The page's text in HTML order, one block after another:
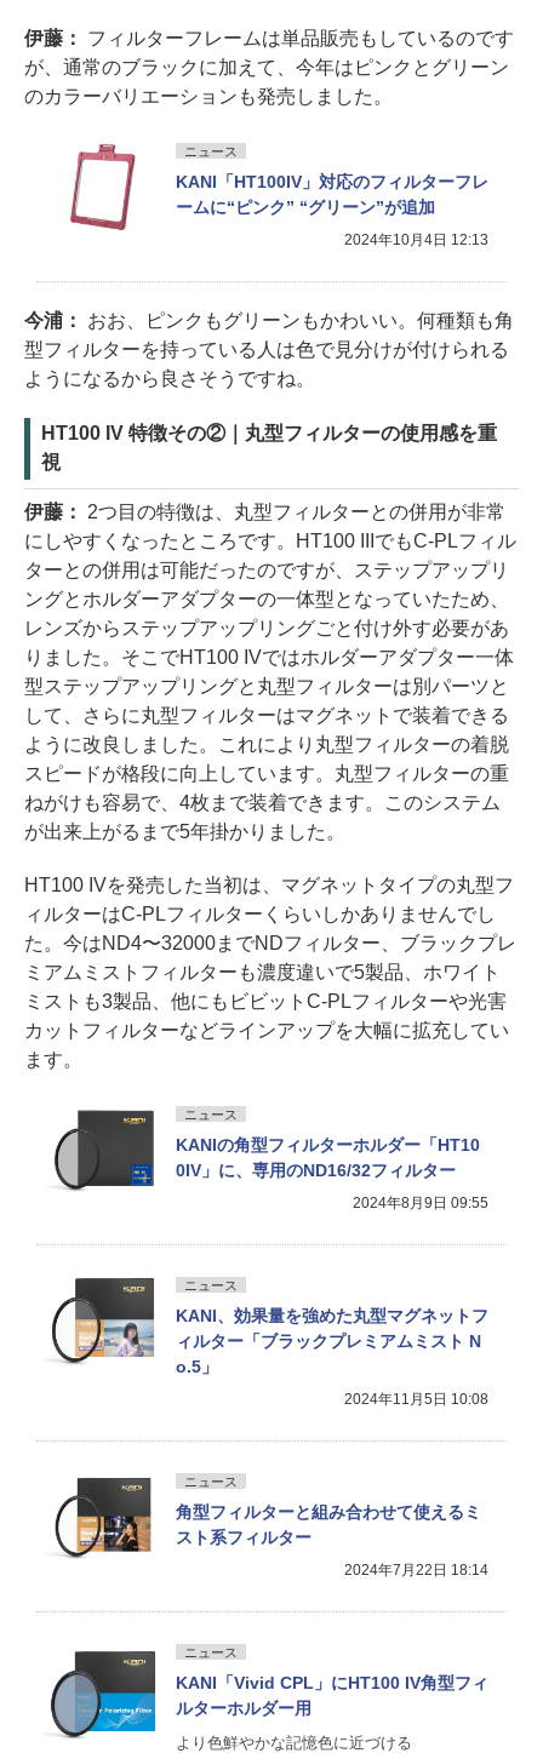
伊藤： フィルターフレームは単品販売もしているのです
が、通常のブラックに加えて、今年はピンクとグリーン
のカラーバリエーションも発売しました。
ニュース
KANI「HT100IV」対応のフィルターフレ
ームに“ピンク” “グリーン”が追加
2024年10月4日 12:13
今浦： おお、ピンクもグリーンもかわいい。何種類も角
型フィルターを持っている人は色で見分けが付けられる
ようになるから良さそうですね。
HT100 IV 特徴その②｜丸型フィルターの使用感を重
視
伊藤： 2つ目の特徴は、丸型フィルターとの併用が非常
にしやすくなったところです。HT100 IIIでもC-PLフィル
ターとの併用は可能だったのですが、ステップアップリ
ングとホルダーアダプターの一体型となっていたため、
レンズからステップアップリングごと付け外す必要があ
りました。そこでHT100 IVではホルダーアダプター一体
型ステップアップリングと丸型フィルターは別パーツと
して、さらに丸型フィルターはマグネットで装着できる
ように改良しました。これにより丸型フィルターの着脱
スピードが格段に向上しています。丸型フィルターの重
ねがけも容易で、4枚まで装着できます。このシステム
が出来上がるまで5年掛かりました。
HT100 IVを発売した当初は、マグネットタイプの丸型フ
ィルターはC-PLフィルターくらいしかありませんでし
た。今はND4〜32000までNDフィルター、ブラックプレ
ミアムミストフィルターも濃度違いで5製品、ホワイト
ミストも3製品、他にもビビットC-PLフィルターや光害
カットフィルターなどラインアップを大幅に拡充してい
ます。
ニュース
KANIの角型フィルターホルダー「HT10
0IV」に、専用のND16/32フィルター
2024年8月9日 09:55
ニュース
KANI、効果量を強めた丸型マグネットフ
ィルター「ブラックプレミアムミスト N
o.5」
2024年11月5日 10:08
ニュース
角型フィルターと組み合わせて使えるミ
スト系フィルター
2024年7月22日 18:14
ニュース
KANI「Vivid CPL」にHT100 IV角型フィ
ルターホルダー用
より色鮮やかな記憶色に近づける